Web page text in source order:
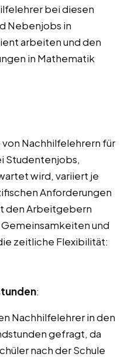
bei diesen
Nebenjobs in
arbeiten und den
in Mathematik
Nachhilfelehrern für
Studentenjobs,
wird, variiert je
Anforderungen
den Arbeitgebern
und
zeitliche Flexibilität:
:
Nachhilfelehrer in den
gefragt, da
nach der Schule